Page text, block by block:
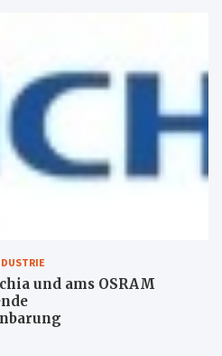
und ams OSRAM